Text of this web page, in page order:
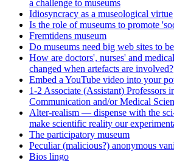
a challenge to museums
Idiosyncracy as a museological virtue
Is the role of museums to promote
Fremtidens museum
Do museums need big web sites to
How are doctors', nurses' and
changed when artefacts are involved?
Embed a YouTube video into your
1-2 Associate (Assistant) Professors
Communication and/or Medical
Alter-realism — dispense with the
make scientific reality our
The participatory museum
Peculiar (malicious?) anonymous
Bios lingo